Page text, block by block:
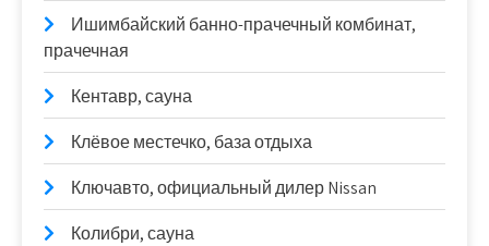
Ишимбайский банно-прачечный комбинат,
прачечная
Кентавр, сауна
Клёвое местечко, база отдыха
Ключавто, официальный дилер Nissan
Колибри, сауна